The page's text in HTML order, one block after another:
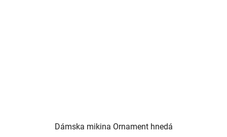
Dámska mikina Ornament hnedá